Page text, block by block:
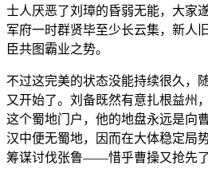
士人厌恶了刘璋的昏弱无能，大家
军府一时群贤毕至少长云集，新人
臣共图霸业之势。
不过这完美的状态没能持续很久，
又开始了。刘备既然有意扎根益州
这个蜀地门户，他的地盘永远是向
汉中便无蜀地，因而在大体稳定局
筹谋讨伐张鲁——惜乎曹操又抢先了